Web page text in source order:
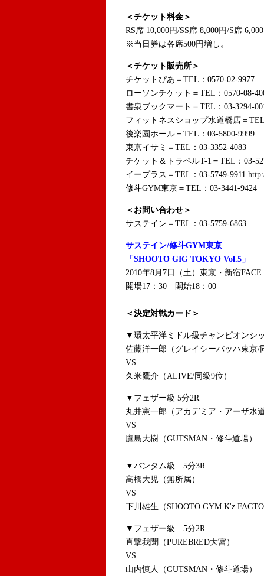
＜チケット料金＞
RS席 10,000円/SS席 8,000円/S席
※当日券は各席500円増し。
＜チケット販売所＞
チケットぴあ＝TEL：0570-02-9977
ローソンチケット＝TEL：0570-08-
書泉ブックマート＝TEL：03-3294-
フィットネスショップ水道橋店＝
後楽園ホール＝TEL：03-5800-9999
東京イサミ＝TEL：03-3352-4083
チケット＆トラベルT-1＝TEL：03-
イープラス＝TEL：03-5749-9911
修斗GYM東京＝TEL：03-3441-9424
＜お問い合わせ＞
サステイン＝TEL：03-5759-6863
サステイン/修斗GYM東京
「SHOOTO GIG TOKYO Vol.5」
2010年8月7日（土）東京・新宿FACE
開場17：30 開始18：00
＜決定対戦カード＞
▼環太平洋ミドル級チャンピオンシ
佐藤洋一郎（グレイシーバッハ東京/
VS
久米鷹介（ALIVE/同級9位）
▼フェザー級 5分2R
丸井憲一郎（アカデミア・アーザ水
VS
鷹島大樹（GUTSMAN・修斗道場）
▼バンタム級 5分3R
高橋大児（無所属）
VS
下川雄生（SHOOTO GYM K'z
▼フェザー級 5分2R
直撃我聞（PUREBRED大宮）
VS
山内慎人（GUTSMAN・修斗道場）